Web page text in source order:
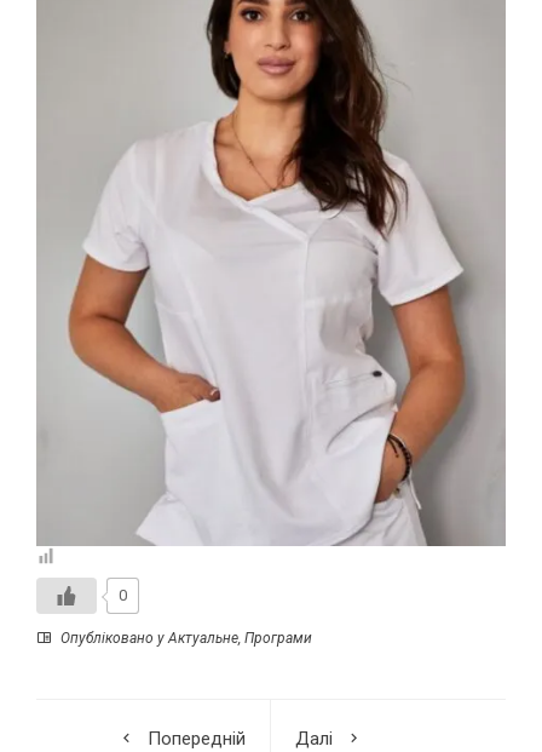
0
Опубліковано уАктуальне, Програми
Попередній
Далі